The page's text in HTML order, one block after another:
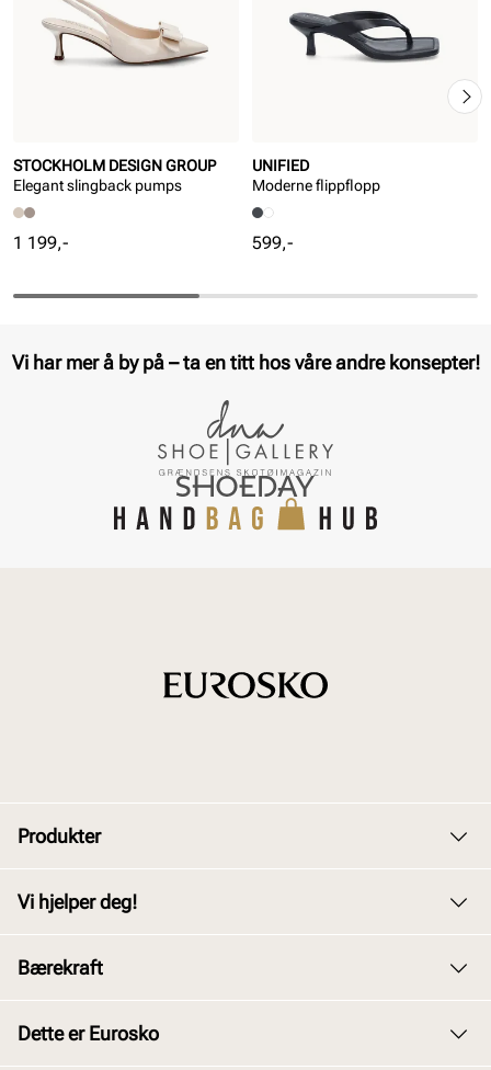
STOCKHOLM DESIGN GROUP
Elegant slingback pumps
Pris
1 199,-
UNIFIED
Moderne flippflopp
Pris
599,-
Vi har mer å by på – ta en titt hos våre andre konsepter!
Produkter
Barn
Vi hjelper deg!
Kjøpsbetingelser
Bærekraft
Dette er Eurosko